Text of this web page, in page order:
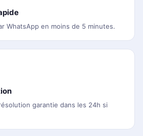
WhatsApp en moins de 5 minutes.
garantie dans les 24h si